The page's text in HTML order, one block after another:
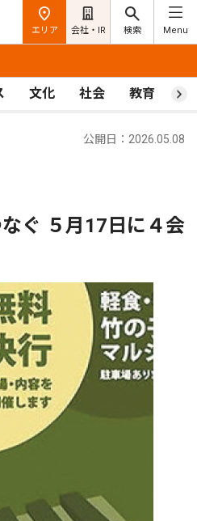
エリア 会社・IR 検索 Menu
文化 社会 教育 ス
公開日：2026.05.08
ぐ ５月17日に４会